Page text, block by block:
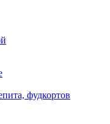
фудкортов